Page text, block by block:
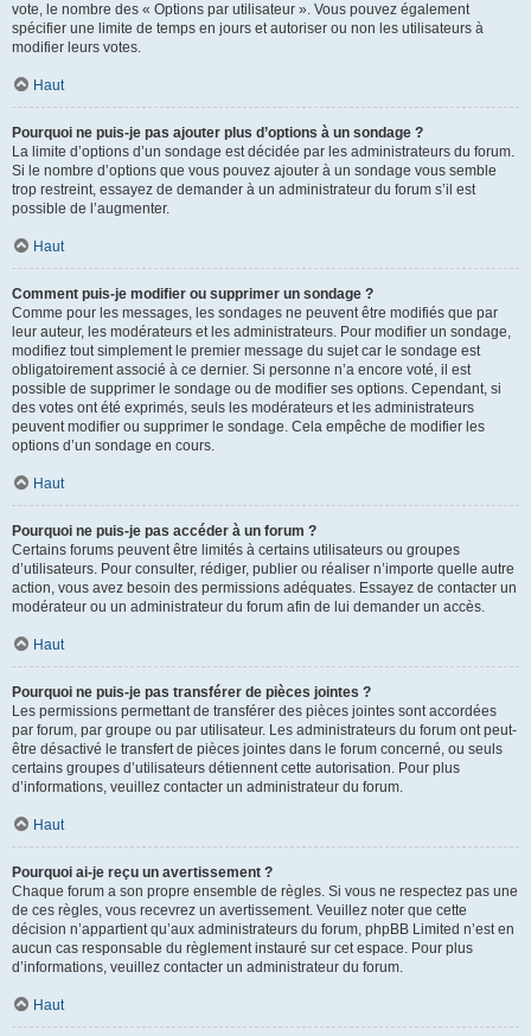
vote, le nombre des « Options par utilisateur ». Vous pouvez également
spécifier une limite de temps en jours et autoriser ou non les utilisateurs à
modifier leurs votes.
Haut
Pourquoi ne puis-je pas ajouter plus d’options à un sondage ?
La limite d’options d’un sondage est décidée par les administrateurs du forum.
Si le nombre d’options que vous pouvez ajouter à un sondage vous semble
trop restreint, essayez de demander à un administrateur du forum s’il est
possible de l’augmenter.
Haut
Comment puis-je modifier ou supprimer un sondage ?
Comme pour les messages, les sondages ne peuvent être modifiés que par
leur auteur, les modérateurs et les administrateurs. Pour modifier un sondage,
modifiez tout simplement le premier message du sujet car le sondage est
obligatoirement associé à ce dernier. Si personne n’a encore voté, il est
possible de supprimer le sondage ou de modifier ses options. Cependant, si
des votes ont été exprimés, seuls les modérateurs et les administrateurs
peuvent modifier ou supprimer le sondage. Cela empêche de modifier les
options d’un sondage en cours.
Haut
Pourquoi ne puis-je pas accéder à un forum ?
Certains forums peuvent être limités à certains utilisateurs ou groupes
d’utilisateurs. Pour consulter, rédiger, publier ou réaliser n’importe quelle autre
action, vous avez besoin des permissions adéquates. Essayez de contacter un
modérateur ou un administrateur du forum afin de lui demander un accès.
Haut
Pourquoi ne puis-je pas transférer de pièces jointes ?
Les permissions permettant de transférer des pièces jointes sont accordées
par forum, par groupe ou par utilisateur. Les administrateurs du forum ont peut-
être désactivé le transfert de pièces jointes dans le forum concerné, ou seuls
certains groupes d’utilisateurs détiennent cette autorisation. Pour plus
d’informations, veuillez contacter un administrateur du forum.
Haut
Pourquoi ai-je reçu un avertissement ?
Chaque forum a son propre ensemble de règles. Si vous ne respectez pas une
de ces règles, vous recevrez un avertissement. Veuillez noter que cette
décision n’appartient qu’aux administrateurs du forum, phpBB Limited n’est en
aucun cas responsable du règlement instauré sur cet espace. Pour plus
d’informations, veuillez contacter un administrateur du forum.
Haut